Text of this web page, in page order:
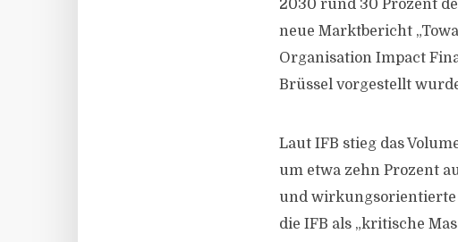
2030 rund 30 Prozent
neue Marktbericht
Organisation Impact
Brüssel vorgestellt
Laut IFB stieg das
um etwa zehn Prozent
und wirkungsorientierte
die IFB als „kritische